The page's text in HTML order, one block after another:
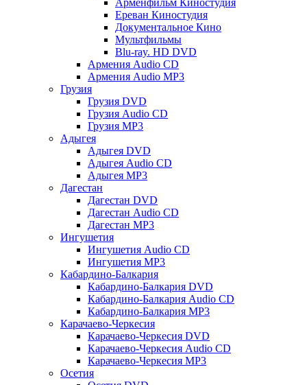
Арменфильм Киностудия
Ереван Киностудия
Документальное Кино
Мультфильмы
Blu-ray. HD DVD
Армения Audio CD
Армения Audio MP3
Грузия
Грузия DVD
Грузия Audio CD
Грузия MP3
Адыгея
Адыгея DVD
Адыгея Audio CD
Адыгея MP3
Дагестан
Дагестан DVD
Дагестан Audio CD
Дагестан MP3
Ингушетия
Ингушетия Audio CD
Ингушетия MP3
Кабардино-Балкария
Кабардино-Балкария DVD
Кабардино-Балкария Audio CD
Кабардино-Балкария MP3
Карачаево-Черкесия
Карачаево-Черкесия DVD
Карачаево-Черкесия Audio CD
Карачаево-Черкесия MP3
Осетия